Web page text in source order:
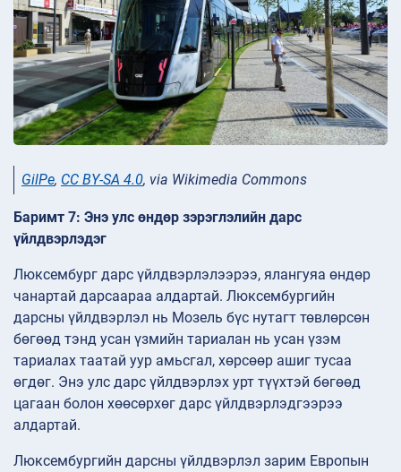
GilPe, CC BY-SA 4.0, via Wikimedia Commons
Баримт 7: Энэ улс өндөр зэрэглэлийн дарс
үйлдвэрлэдэг
Люксембург дарс үйлдвэрлэлээрээ, ялангуяа өндөр
чанартай дарсаараа алдартай. Люксембургийн
дарсны үйлдвэрлэл нь Мозель бүс нутагт төвлөрсөн
бөгөөд тэнд усан үзмийн тариалан нь усан үзэм
тариалах таатай уур амьсгал, хөрсөөр ашиг тусаа
өгдөг. Энэ улс дарс үйлдвэрлэх урт түүхтэй бөгөөд
цагаан болон хөөсөрхөг дарс үйлдвэрлэдгээрээ
алдартай.
Люксембургийн дарсны үйлдвэрлэл зарим Европын